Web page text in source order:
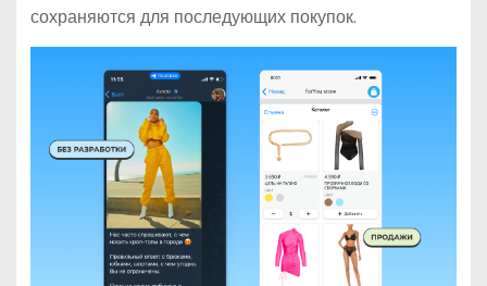
сохраняются для последующих покупок.